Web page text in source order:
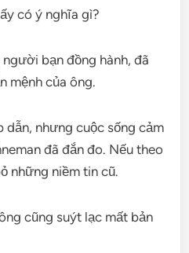
có ý nghĩa gì?
bạn đồng hành, đã
mệnh của ông.
dẫn, nhưng cuộc sống cảm
đã đắn đo. Nếu theo
những niềm tin cũ.
cũng suýt lạc mất bản